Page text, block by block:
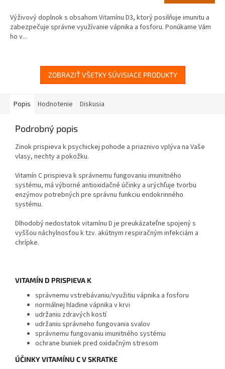
z
5
hviezdičiek.
Výživový doplnok s obsahom Vitamínu D3, ktorý posilňuje imunitu a
zabezpečuje správne využívanie vápnika a fosforu. Ponúkame Vám
ho v...
ZOBRAZIŤ VŠETKY SÚVISIACE PRODUKTY
Popis Hodnotenie Diskusia
Podrobný popis
Zinok prispieva k psychickej pohode a priaznivo vplýva na Vaše
vlasy, nechty a pokožku.
Vitamín C prispieva k správnemu fungovaniu imunitného
systému, má výborné antioxidačné účinky a urýchľuje tvorbu
enzýmov potrebných pre správnu funkciu endokrinného
systému.
Dlhodobý nedostatok vitamínu D je preukázateľne spojený s
vyššou náchylnosťou k tzv. akútnym respiračným infekciám a
chrípke.
VITAMÍN D PRISPIEVA K
správnemu vstrebávaniu/využitiu vápnika a fosforu
normálnej hladine vápnika v krvi
udržaniu zdravých kostí
udržaniu správneho fungovania svalov
správnemu fungovaniu imunitného systému
ochrane buniek pred oxidačným stresom
ÚČINKY VITAMÍNU C V SKRATKE